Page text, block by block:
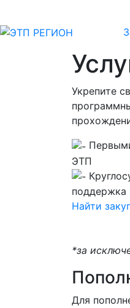
Укрепите
ЭТП
поддержка
Найти
*за
Для